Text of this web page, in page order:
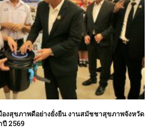
องสุขภาพดีอย่างยั่งยืน งานสมัชชาสุขภาพจังหวัด
ปี 2569